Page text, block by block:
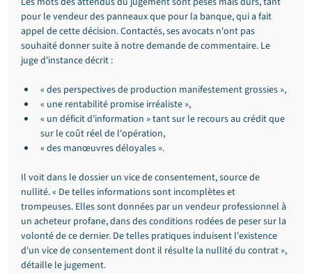
pour le vendeur des panneaux que pour la banque, qui a fait
appel de cette décision. Contactés, ses avocats n'ont pas
souhaité donner suite à notre demande de commentaire. Le
juge d'instance décrit :
« des perspectives de production manifestement grossies »,
« une rentabilité promise irréaliste »,
« un déficit d'information » tant sur le recours au crédit que
sur le coût réel de l'opération,
« des manœuvres déloyales ».
Il voit dans le dossier un vice de consentement, source de
nullité. « De telles informations sont incomplètes et
trompeuses. Elles sont données par un vendeur professionnel à
un acheteur profane, dans des conditions rodées de peser sur la
volonté de ce dernier. De telles pratiques induisent l'existence
d'un vice de consentement dont il résulte la nullité du contrat »,
détaille le jugement.